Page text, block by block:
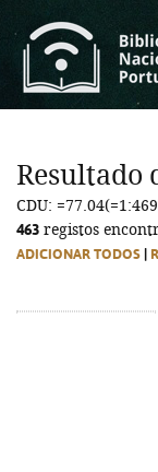
Resultado
CDU:
463 registos
ADICIONAR TODOS